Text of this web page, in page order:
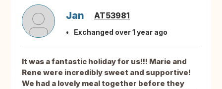
Jan AT53981
Exchanged over 1 year ago
It was a fantastic holiday for us!!! Marie and
Rene were incredibly sweet and supportive!
We had a lovely meal together before they